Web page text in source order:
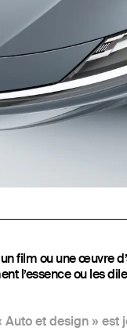
film ou une œuvre
l’essence ou les
Auto et design » est